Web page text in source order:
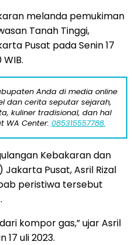
melanda pemukiman
Tanah Tinggi,
Pusat pada Senin 17
Anda di media online
dan cerita seputar sejarah,
kuliner tradisional, dan hal
WA Center: 085315557788.
Kebakaran dan
Pusat, Asril Rizal
peristiwa tersebut
kompor gas,” ujar Asril
uli 2023.